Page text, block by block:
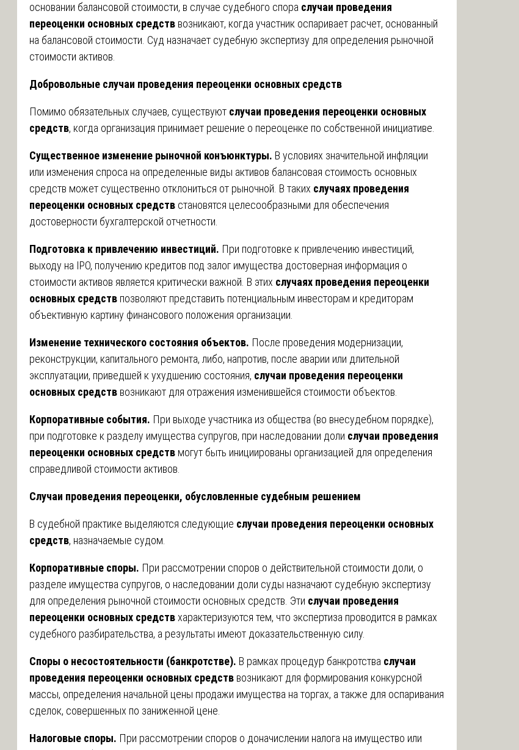
основании балансовой стоимости, в случае судебного спора случаи проведения
переоценки основных средств возникают, когда участник оспаривает расчет, основанный
на балансовой стоимости. Суд назначает судебную экспертизу для определения рыночной
стоимости активов.
Добровольные случаи проведения переоценки основных средств
Помимо обязательных случаев, существуют случаи проведения переоценки основных
средств, когда организация принимает решение о переоценке по собственной инициативе.
Существенное изменение рыночной конъюнктуры. В условиях значительной инфляции
или изменения спроса на определенные виды активов балансовая стоимость основных
средств может существенно отклониться от рыночной. В таких случаях проведения
переоценки основных средств становятся целесообразными для обеспечения
достоверности бухгалтерской отчетности.
Подготовка к привлечению инвестиций. При подготовке к привлечению инвестиций,
выходу на IPO, получению кредитов под залог имущества достоверная информация о
стоимости активов является критически важной. В этих случаях проведения переоценки
основных средств позволяют представить потенциальным инвесторам и кредиторам
объективную картину финансового положения организации.
Изменение технического состояния объектов. После проведения модернизации,
реконструкции, капитального ремонта, либо, напротив, после аварии или длительной
эксплуатации, приведшей к ухудшению состояния, случаи проведения переоценки
основных средств возникают для отражения изменившейся стоимости объектов.
Корпоративные события. При выходе участника из общества (во внесудебном порядке),
при подготовке к разделу имущества супругов, при наследовании доли случаи проведения
переоценки основных средств могут быть инициированы организацией для определения
справедливой стоимости активов.
Случаи проведения переоценки, обусловленные судебным решением
В судебной практике выделяются следующие случаи проведения переоценки основных
средств, назначаемые судом.
Корпоративные споры. При рассмотрении споров о действительной стоимости доли, о
разделе имущества супругов, о наследовании доли суды назначают судебную экспертизу
для определения рыночной стоимости основных средств. Эти случаи проведения
переоценки основных средствхарактеризуются тем, что экспертиза проводится в рамках
судебного разбирательства, а результаты имеют доказательственную силу.
Споры о несостоятельности (банкротстве). В рамках процедур банкротства случаи
проведения переоценки основных средств возникают для формирования конкурсной
массы, определения начальной цены продажи имущества на торгах, а также для оспаривания
сделок, совершенных по заниженной цене.
Налоговые споры. При рассмотрении споров о доначислении налога на имущество или